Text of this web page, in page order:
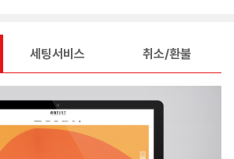
세팅서비스 취소/환불